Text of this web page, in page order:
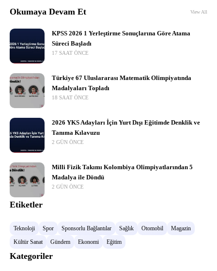
Okumaya Devam Et View All
KPSS 2026 1 Yerleştirme Sonuçlarına Göre Atama
Süreci Başladı
17 SAAT ÖNCE
Türkiye 67 Uluslararası Matematik Olimpiyatında
Madalyaları Topladı
18 SAAT ÖNCE
2026 YKS Adayları İçin Yurt Dışı Eğitimde Denklik ve
Tanıma Kılavuzu
2 GÜN ÖNCE
Milli Fizik Takımı Kolombiya Olimpiyatlarından 5
Madalya ile Döndü
2 GÜN ÖNCE
Etiketler
Teknoloji Spor Sponsorlu Bağlantılar Sağlık Otomobil
Magazin
Kültür Sanat
Gündem Ekonomi Eğitim
Kategoriler